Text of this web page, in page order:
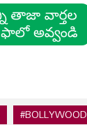
#BOLLYWOOD